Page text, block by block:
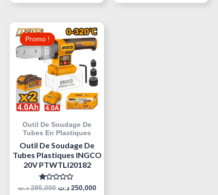
Promo !
Outil De Soudage De
Tubes En Plastiques
Outil De Soudage De
Tubes Plastiques INGCO
20V PTWTLI20182
Note
295,000 د.ت
Prix
Initial
Était :
295,000 د.ت.
250,000 د.ت
Le
Prix
Actuel